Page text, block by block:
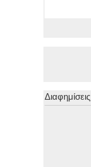
Διαφημίσεις